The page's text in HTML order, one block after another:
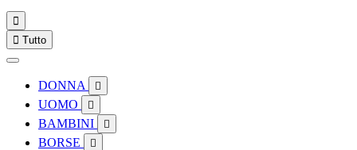

 Tutto
DONNA 
UOMO 
BAMBINI 
BORSE 